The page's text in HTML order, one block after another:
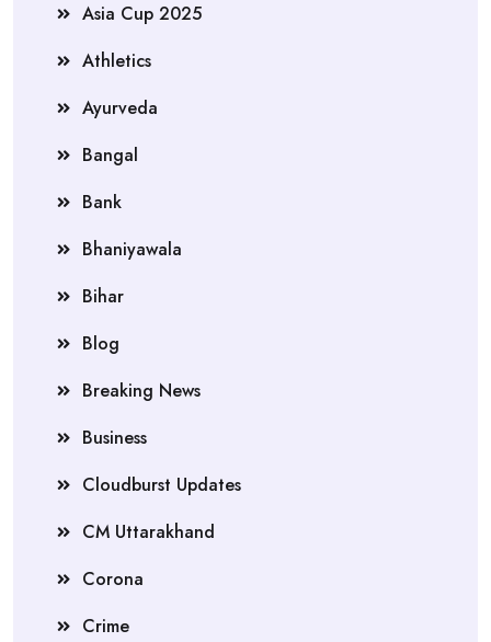
Asia Cup 2025
Athletics
Ayurveda
Bangal
Bank
Bhaniyawala
Bihar
Blog
Breaking News
Business
Cloudburst Updates
CM Uttarakhand
Corona
Crime